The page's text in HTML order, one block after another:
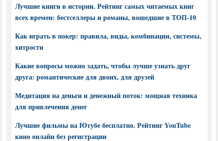
Лучшие книги в истории. Рейтинг самых читаемых книг
всех времен: бестселлеры и романы, вошедшие в ТОП-10
Как играть в покер: правила, виды, комбинации, системы,
хитрости
Какие вопросы можно задать, чтобы лучше узнать друг
друга: романтические для двоих, для друзей
Медитация на деньги и денежный поток: мощная техника
для привлечения денег
Лучшие фильмы на Ютубе бесплатно. Рейтинг YouTube
кино онлайн без регистрации